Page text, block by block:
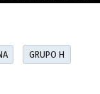
GRUPO H